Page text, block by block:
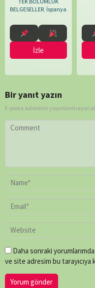
BELGESELLER, İspanya
İzle
Bir yanıt yazın
E-posta adresiniz
Daha sonraki
ve site adresim bu tarayıcıya